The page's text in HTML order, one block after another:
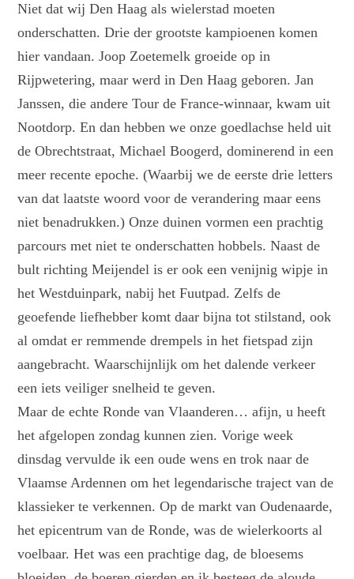
Niet dat wij Den Haag als wielerstad moeten
onderschatten. Drie der grootste kampioenen komen
hier vandaan. Joop Zoetemelk groeide op in
Rijpwetering, maar werd in Den Haag geboren. Jan
Janssen, die andere Tour de France-winnaar, kwam uit
Nootdorp. En dan hebben we onze goedlachse held uit
de Obrechtstraat, Michael Boogerd, dominerend in een
meer recente epoche. (Waarbij we de eerste drie letters
van dat laatste woord voor de verandering maar eens
niet benadrukken.) Onze duinen vormen een prachtig
parcours met niet te onderschatten hobbels. Naast de
bult richting Meijendel is er ook een venijnig wipje in
het Westduinpark, nabij het Fuutpad. Zelfs de
geoefende liefhebber komt daar bijna tot stilstand, ook
al omdat er remmende drempels in het fietspad zijn
aangebracht. Waarschijnlijk om het dalende verkeer
een iets veiliger snelheid te geven.
Maar de echte Ronde van Vlaanderen… afijn, u heeft
het afgelopen zondag kunnen zien. Vorige week
dinsdag vervulde ik een oude wens en trok naar de
Vlaamse Ardennen om het legendarische traject van de
klassieker te verkennen. Op de markt van Oudenaarde,
het epicentrum van de Ronde, was de wielerkoorts al
voelbaar. Het was een prachtige dag, de bloesems